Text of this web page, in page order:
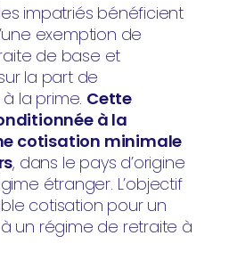
impatriés bénéficient
exemption de
de base et
la part de
la prime. Cette
à la
cotisation minimale
, dans le pays d’origine
étranger. L’objectif
cotisation pour un
un régime de retraite à